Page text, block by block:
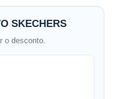
SKECHERS
o desconto.